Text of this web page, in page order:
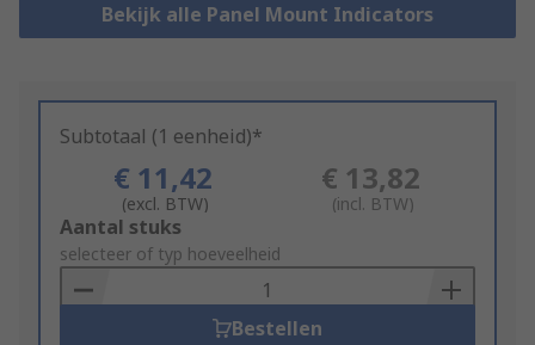
Bekijk alle Panel Mount Indicators
Subtotaal (1 eenheid)*
€ 11,42
(excl. BTW)
€ 13,82
(incl. BTW)
Add
to
Basket
Aantal stuks
selecteer of typ hoeveelheid
Bestellen